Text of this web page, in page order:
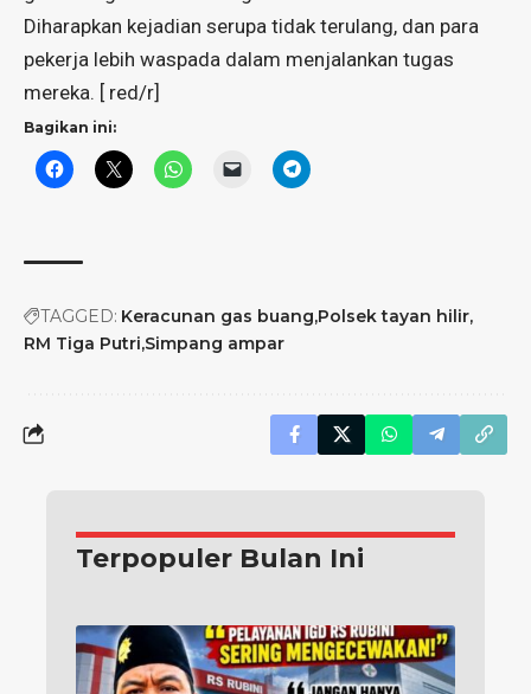
Diharapkan kejadian serupa tidak terulang, dan para
pekerja lebih waspada dalam menjalankan tugas
mereka. [ red/r]
Bagikan ini:
TAGGED: Keracunan gas buang Polsek tayan hilir
RM Tiga Putri Simpang ampar
Terpopuler Bulan Ini